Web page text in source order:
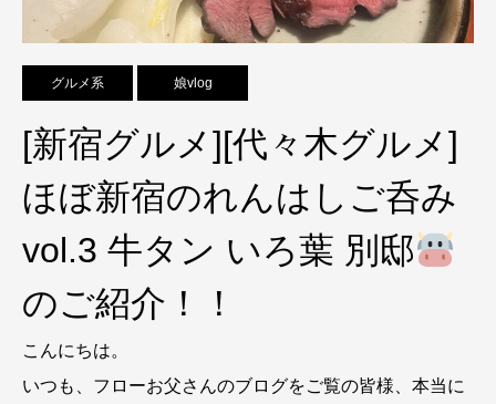
グルメ系 娘vlog
[新宿グルメ][代々木グルメ]
ほぼ新宿のれんはしご呑み
vol.3 牛タン いろ葉 別邸
のご紹介！！
こんにちは。
いつも、フローお父さんのブログをご覧の皆様、本当に